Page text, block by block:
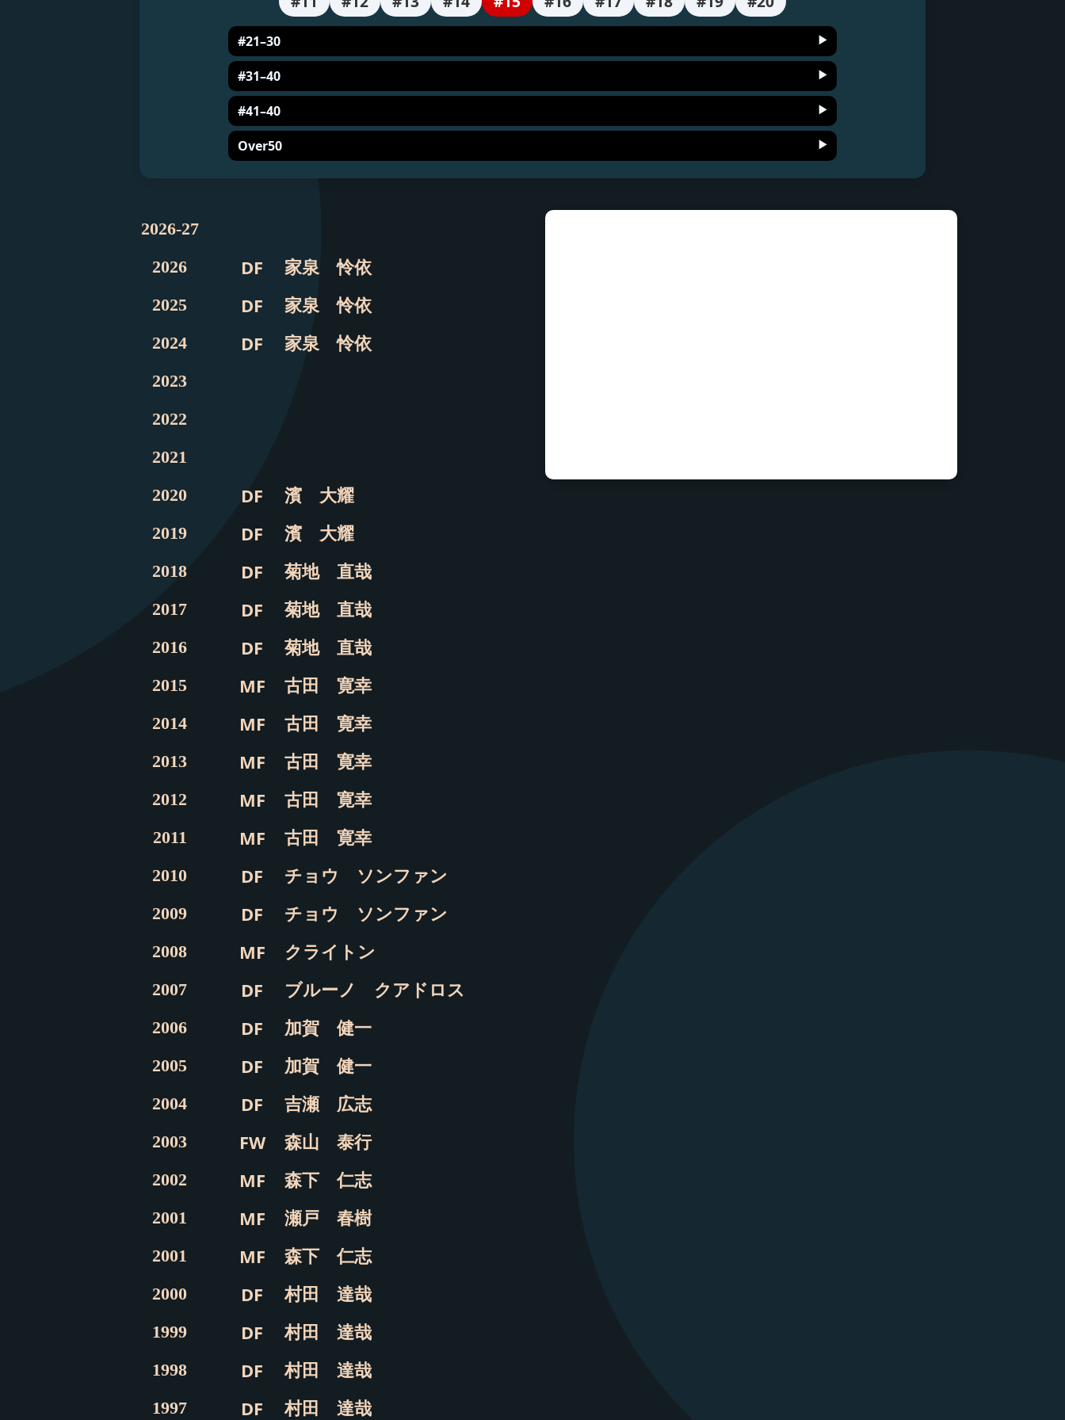
#21–30
#31–40
#41–40
Over50
2026-27
2026
DF 家泉 怜依
2025 DF 家泉 怜依
2024 DF 家泉 怜依
2023
2022
2021
2020
DF 濱 大耀
2019 DF 濱 大耀
2018 DF 菊地 直哉
2017 DF 菊地 直哉
2016 DF 菊地 直哉
2015 MF 古田 寛幸
2014 MF 古田 寛幸
2013 MF 古田 寛幸
2012 MF 古田 寛幸
2011 MF 古田 寛幸
2010 DF チョウ ソンファン
2009 DF チョウ ソンファン
2008 MF クライトン
2007 DF ブルーノ クアドロス
2006 DF 加賀 健一
2005 DF 加賀 健一
2004 DF 吉瀬 広志
2003 FW 森山 泰行
2002 MF 森下 仁志
2001 MF 瀬戸 春樹
2001 MF 森下 仁志
2000 DF 村田 達哉
1999 DF 村田 達哉
1998 DF 村田 達哉
1997 DF 村田 達哉